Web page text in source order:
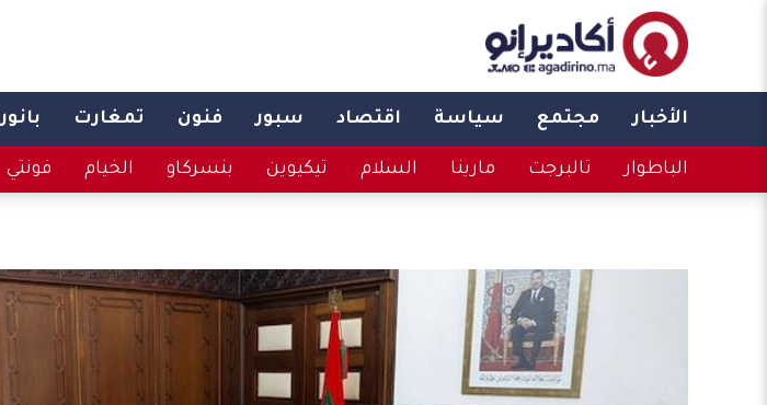
الأخبار مجتمع سياسة اقتصاد سبور فنون تمغارت
الباطوار تالبرجت مارينا السلام تيكيوين بنسركاو الخيام فونتي